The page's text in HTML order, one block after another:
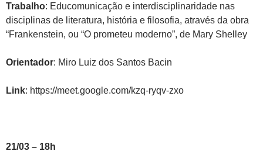
Trabalho: Educomunicação e interdisciplinaridade nas
disciplinas de literatura, história e filosofia, através da obra
“Frankenstein, ou “O prometeu moderno”, de Mary Shelley
Orientador: Miro Luiz dos Santos Bacin
Link: https://meet.google.com/kzq-ryqv-zxo
21/03 – 18h